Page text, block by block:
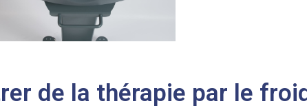
de la thérapie par le